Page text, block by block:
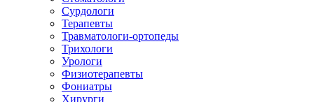
Сурдологи
Терапевты
Травматологи-ортопеды
Трихологи
Урологи
Физиотерапевты
Фониатры
Хирурги